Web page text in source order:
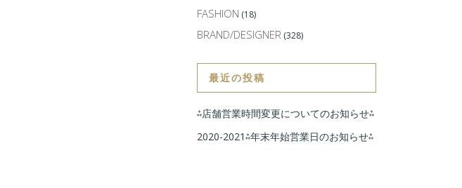
FASHION (18)
BRAND/DESIGNER (328)
最近の投稿
⁂店舗営業時間変更についてのお知らせ⁂
2020-2021⁂年末年始営業日のお知らせ⁂